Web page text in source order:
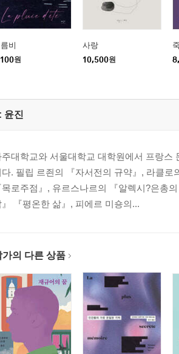
비
원
사랑
10,500원
윤진
주대학교와 서울대학교 대학원에서 프랑스
다. 필립 르죈의 『자서전의 규약』, 라클
목로주점』, 유르스나르의 『알렉시?은총
』 『평온한 삶』, 피에르 미숑의...
가의 다른 상품